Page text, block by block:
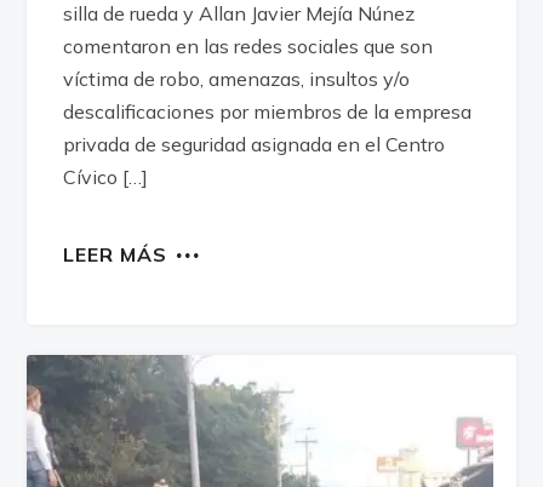
silla de rueda y Allan Javier Mejía Núnez
comentaron en las redes sociales que son
víctima de robo, amenazas, insultos y/o
descalificaciones por miembros de la empresa
privada de seguridad asignada en el Centro
Cívico […]
LEER MÁS